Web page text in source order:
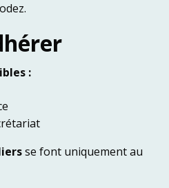
:
se font uniquement au